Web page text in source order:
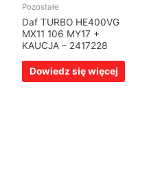
Pozostałe
Daf TURBO HE400VG
MX11 106 MY17 +
KAUCJA – 2417228
Dowiedz się więcej